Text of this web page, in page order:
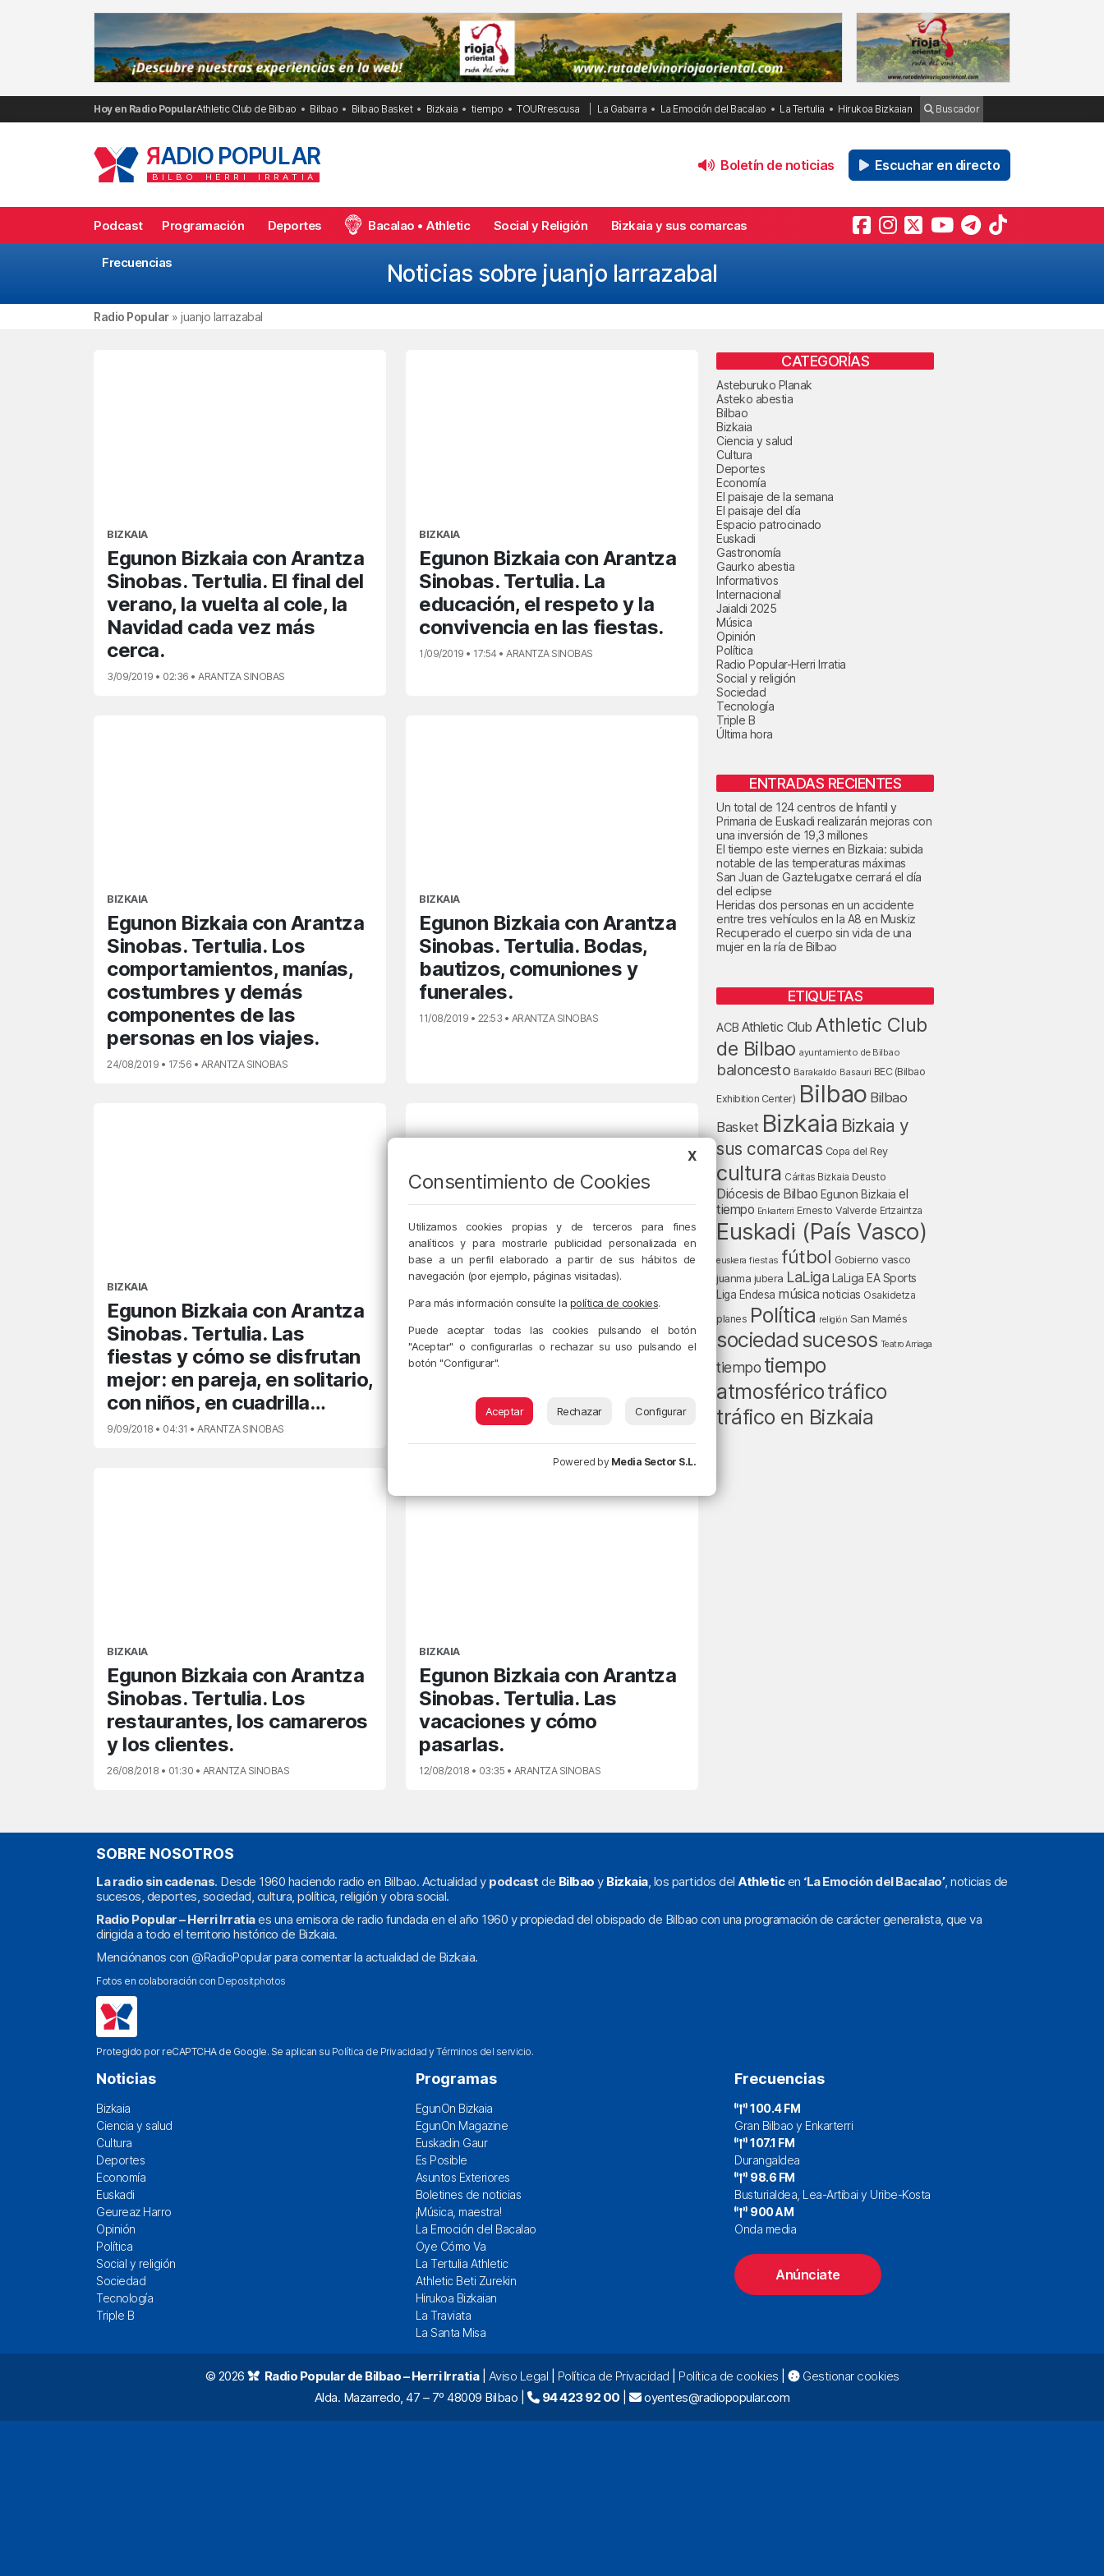
Hoy en Radio PopularAthletic Club de Bilbao Bilbao Bilbao Basket Bizkaia tiempo TOURrescusa La Gabarra La Emoción del Bacalao La Tertulia Hirukoa Bizkaian Buscador
RADIO POPULAR
BILBO HERRI IRRATIA
Boletín de noticias Escuchar en directo
Podcast Programación Deportes Bacalao • Athletic Social y Religión Bizkaia y sus comarcas
Frecuencias Noticias sobre juanjo larrazabal
Radio Popular» juanjo larrazabal
BIZKAIA
Egunon Bizkaia con Arantza
Sinobas. Tertulia. El final del
verano, la vuelta al cole, la
Navidad cada vez más
cerca.
3/09/2019 • 02:36 • ARANTZA SINOBAS
BIZKAIA
Egunon Bizkaia con Arantza
Sinobas. Tertulia. La
educación, el respeto y la
convivencia en las fiestas.
1/09/2019 • 17:54 • ARANTZA SINOBAS
BIZKAIA
Egunon Bizkaia con Arantza
Sinobas. Tertulia. Los
comportamientos, manías,
costumbres y demás
componentes de las
personas en los viajes.
24/08/2019 • 17:56 • ARANTZA SINOBAS
BIZKAIA
Egunon Bizkaia con Arantza
Sinobas. Tertulia. Bodas,
bautizos, comuniones y
funerales.
11/08/2019 • 22:53 • ARANTZA SINOBAS
BIZKAIA
Egunon Bizkaia con Arantza
Sinobas. Tertulia. Las
fiestas y cómo se disfrutan
mejor: en pareja, en solitario,
con niños, en cuadrilla…
9/09/2018 • 04:31 • ARANTZA SINOBAS
Egunon Bizkaia con Arantza
Sinobas. Tertulia. El amor y
la edad.
BIZKAIA
Egunon Bizkaia con Arantza
Sinobas. Tertulia. Los
restaurantes, los camareros
y los clientes.
26/08/2018 • 01:30 • ARANTZA SINOBAS
BIZKAIA
Egunon Bizkaia con Arantza
Sinobas. Tertulia. Las
vacaciones y cómo
pasarlas.
12/08/2018 • 03:35 • ARANTZA SINOBAS
CATEGORÍAS
Asteburuko Planak
Asteko abestia
Bilbao
Bizkaia
Ciencia y salud
Cultura
Deportes
Economía
El paisaje de la semana
El paisaje del día
Espacio patrocinado
Euskadi
Gastronomía
Gaurko abestia
Informativos
Internacional
Jaialdi 2025
Música
Opinión
Política
Radio Popular-Herri Irratia
Social y religión
Sociedad
Tecnología
Triple B
Última hora
ENTRADAS RECIENTES
Un total de 124 centros de Infantil y
Primaria de Euskadi realizarán mejoras con
una inversión de 19,3 millones
El tiempo este viernes en Bizkaia: subida
notable de las temperaturas máximas
San Juan de Gaztelugatxe cerrará el día
del eclipse
Heridas dos personas en un accidente
entre tres vehículos en la A8 en Muskiz
Recuperado el cuerpo sin vida de una
mujer en la ría de Bilbao
ETIQUETAS
ACB Athletic Club Athletic Club
de Bilbao ayuntamiento de Bilbao
baloncesto Barakaldo Basauri BEC (Bilbao
Exhibition Center) Bilbao Bilbao
Basket Bizkaia Bizkaia y
sus comarcas Copa del Rey
cultura Cáritas Bizkaia Deusto
Diócesis de Bilbao Egunon Bizkaia el
tiempo Enkarterri Ernesto Valverde Ertzaintza
Euskadi (País Vasco)
euskera fiestas fútbol Gobierno vasco
juanma jubera LaLiga LaLiga EA Sports
Liga Endesa música noticias Osakidetza
planes Política religión San Mamés
sociedad sucesos Teatro Arriaga
tiempo tiempo
atmosféricotráfico
tráfico en Bizkaia
SOBRE NOSOTROS
La radio sin cadenas. Desde 1960 haciendo radio en Bilbao. Actualidad y podcast de Bilbao y Bizkaia, los partidos del Athleticen ‘La Emoción del Bacalao’, noticias de
sucesos, deportes, sociedad, cultura, política, religión y obra social.
Radio Popular – Herri Irratiaes una emisora de radio fundada en el año 1960 y propiedad del obispado de Bilbao con una programación de carácter generalista, que va
dirigida a todo el territorio histórico de Bizkaia.
Menciónanos con @RadioPopularpara comentar la actualidad de Bizkaia.
Fotos en colaboración con Depositphotos
Protegido por reCAPTCHA de Google. Se aplican su Política de Privacidad yTérminos del servicio.
Noticias
Bizkaia
Ciencia y salud
Cultura
Deportes
Economía
Euskadi
Geureaz Harro
Opinión
Política
Social y religión
Sociedad
Tecnología
Triple B
Programas
EgunOn Bizkaia
EgunOn Magazine
Euskadin Gaur
Es Posible
Asuntos Exteriores
Boletines de noticias
¡Música, maestra!
La Emoción del Bacalao
Oye Cómo Va
La Tertulia Athletic
Athletic Beti Zurekin
Hirukoa Bizkaian
La Traviata
La Santa Misa
Frecuencias
100.4 FM
Gran Bilbao y Enkarterri
107.1 FM
Durangaldea
98.6 FM
Busturialdea, Lea-Artibai y Uribe-Kosta
900 AM
Onda media
Anúnciate
© 2026 Radio Popular de Bilbao – Herri Irratia| Aviso Legal Política de Privacidad Política de cookies
Gestionar cookies
Alda. Mazarredo, 47 – 7º 48009 Bilbao |
94 423 92 00 | oyentes@radiopopular.com
X
Consentimiento de Cookies
Utilizamos cookies propias y de terceros para fines
analíticos y para mostrarle publicidad personalizada en
base a un perfil elaborado a partir de sus hábitos de
navegación (por ejemplo, páginas visitadas).
Para más información consulte la política de cookies.
Puede aceptar todas las cookies pulsando el botón
"Aceptar" o configurarlas o rechazar su uso pulsando el
botón "Configurar".
Aceptar Rechazar Configurar
Powered by Media Sector S.L.